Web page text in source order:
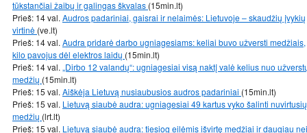
tūkstančiai žaibų ir galingas škvalas (15min.lt)
Prieš: 14 val. Audros padariniai, gaisrai ir nelaimės: Lietuvoje – skaudžių įvykių
virtinė (ve.lt)
Prieš: 14 val. Audra pridarė darbo ugniagesiams: keliai buvo užversti medžiais,
kilo pavojus dėl elektros laidų (15min.lt)
Prieš: 14 val. „Dirbo 12 valandų“: ugniagesiai visą naktį valė kelius nuo
medžių (15min.lt)
Prieš: 15 val. Aiškėja Lietuvą nusiaubusios audros padariniai (15min.lt)
Prieš: 15 val. Lietuvą siaubė audra: ugniagesiai 49 kartus vyko šalinti nuvirtusių
medžių (lrt.lt)
Prieš: 15 val. Lietuvą siaubė audra: tiesiog eilėmis išvirtę medžiai ir daugiau nei